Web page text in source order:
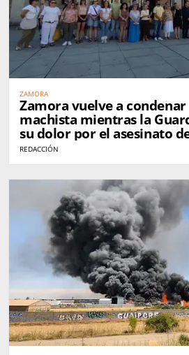
ZAMORA
Zamora vuelve a
machista mientras la
su dolor por el asesinato
REDACCIÓN